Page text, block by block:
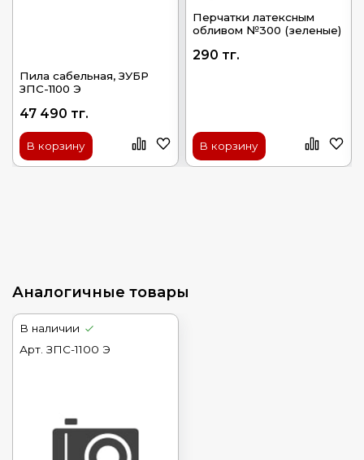
Пила сабельная, ЗУБР
ЗПС-1100 Э
47 490 тг.
В корзину
Перчатки латексным
обливом №300 (зеленые)
290 тг.
В корзину
Аналогичные товары
В наличии
Арт. ЗПС-1100 Э